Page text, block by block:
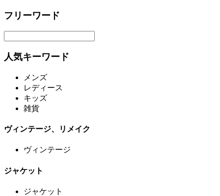
フリーワード
人気キーワード
メンズ
レディース
キッズ
雑貨
ヴィンテージ、リメイク
ヴィンテージ
ジャケット
ジャケット